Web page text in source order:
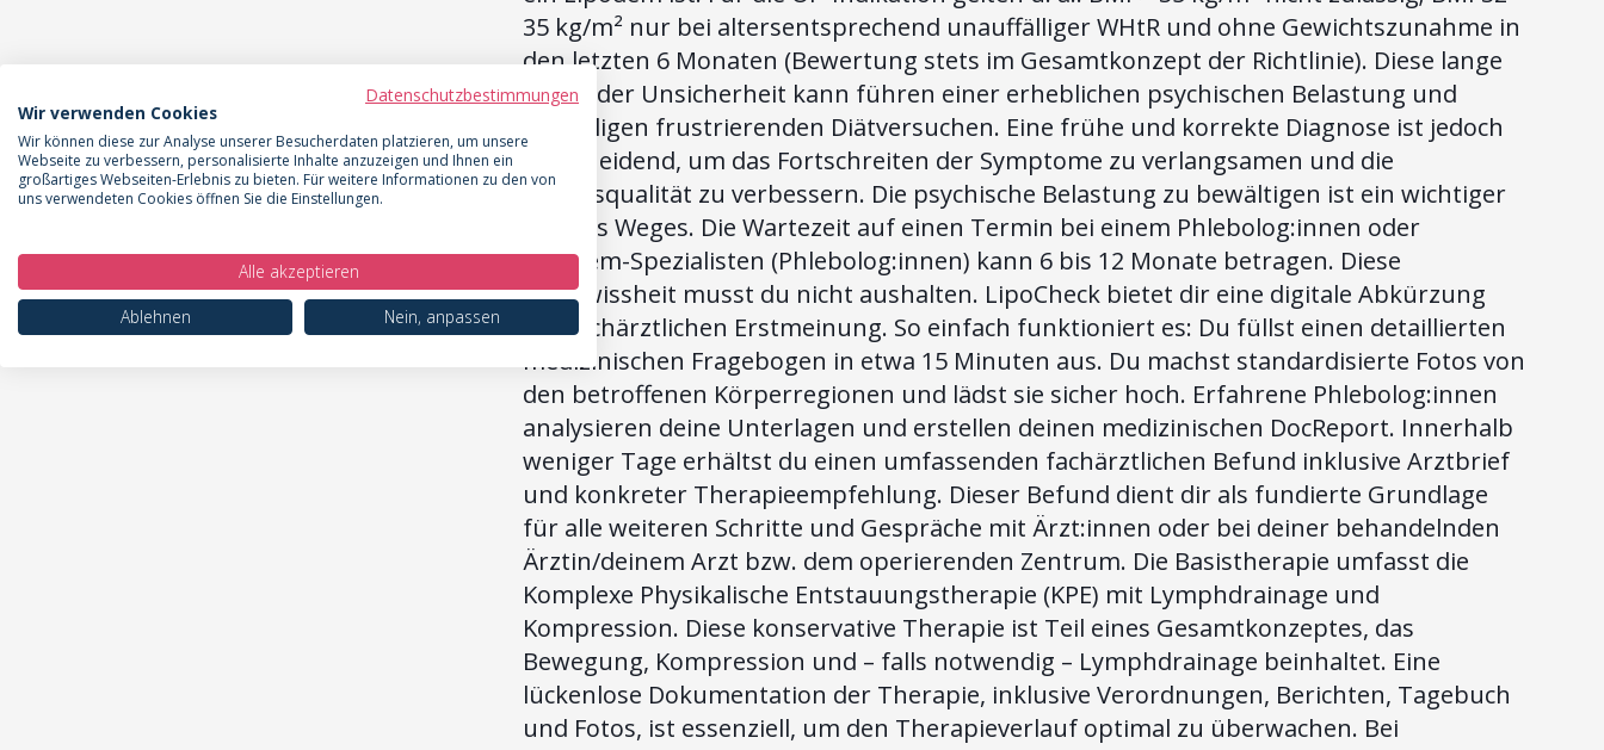
35 kg/m² nur bei altersentsprechend unauffälliger WHtR und ohne Gewichtszunahme in
den letzten 6 Monaten (Bewertung stets im Gesamtkonzept der Richtlinie). Diese lange
Phase der Unsicherheit kann führen einer erheblichen psychischen Belastung und
unzähligen frustrierenden Diätversuchen. Eine frühe und korrekte Diagnose ist jedoch
entscheidend, um das Fortschreiten der Symptome zu verlangsamen und die
Lebensqualität zu verbessern. Die psychische Belastung zu bewältigen ist ein wichtiger
Teil des Weges. Die Wartezeit auf einen Termin bei einem Phlebolog:innen oder
Lipödem-Spezialisten (Phlebolog:innen) kann 6 bis 12 Monate betragen. Diese
Ungewissheit musst du nicht aushalten. LipoCheck bietet dir eine digitale Abkürzung
zur fachärztlichen Erstmeinung. So einfach funktioniert es: Du füllst einen detaillierten
medizinischen Fragebogen in etwa 15 Minuten aus. Du machst standardisierte Fotos von
den betroffenen Körperregionen und lädst sie sicher hoch. Erfahrene Phlebolog:innen
analysieren deine Unterlagen und erstellen deinen medizinischen DocReport. Innerhalb
weniger Tage erhältst du einen umfassenden fachärztlichen Befund inklusive Arztbrief
und konkreter Therapieempfehlung. Dieser Befund dient dir als fundierte Grundlage
für alle weiteren Schritte und Gespräche mit Ärzt:innen oder bei deiner behandelnden
Ärztin/deinem Arzt bzw. dem operierenden Zentrum. Die Basistherapie umfasst die
Komplexe Physikalische Entstauungstherapie (KPE) mit Lymphdrainage und
Kompression. Diese konservative Therapie ist Teil eines Gesamtkonzeptes, das
Bewegung, Kompression und – falls notwendig – Lymphdrainage beinhaltet. Eine
lückenlose Dokumentation der Therapie, inklusive Verordnungen, Berichten, Tagebuch
und Fotos, ist essenziell, um den Therapieverlauf optimal zu überwachen. Bei
Datenschutzbestimmungen
Wir verwenden Cookies
Wir können diese zur Analyse unserer Besucherdaten platzieren, um unsere
Webseite zu verbessern, personalisierte Inhalte anzuzeigen und Ihnen ein
großartiges Webseiten-Erlebnis zu bieten. Für weitere Informationen zu den von
uns verwendeten Cookies öffnen Sie die Einstellungen.
Alle akzeptieren
Ablehnen
Nein, anpassen